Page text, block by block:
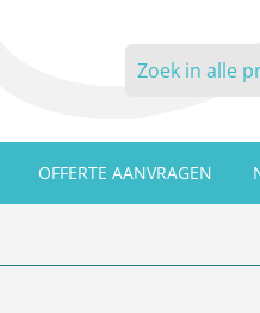
OFFERTE AANVRAGEN